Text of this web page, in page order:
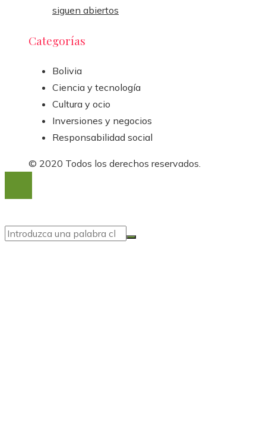
siguen abiertos
Categorías
Bolivia
Ciencia y tecnología
Cultura y ocio
Inversiones y negocios
Responsabilidad social
© 2020 Todos los derechos reservados.